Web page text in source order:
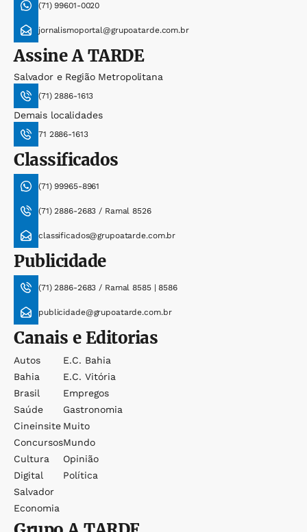
(71) 99601-0020
jornalismoportal@grupoatarde.com.br
AssineA TARDE
Salvador e Região Metropolitana
(71) 2886-1613
Demais localidades
71 2886-1613
Classificados
(71) 99965-8961
(71) 2886-2683 / Ramal 8526
classificados@grupoatarde.com.br
Publicidade
(71) 2886-2683 / Ramal 8585 | 8586
publicidade@grupoatarde.com.br
Canais e Editorias
Autos
Bahia
Brasil
Saúde
Cineinsite
Concursos
Cultura
Digital
Salvador
Economia
E.c. Bahia
E.c. Vitória
Empregos
Gastronomia
Muito
Mundo
Opinião
Política